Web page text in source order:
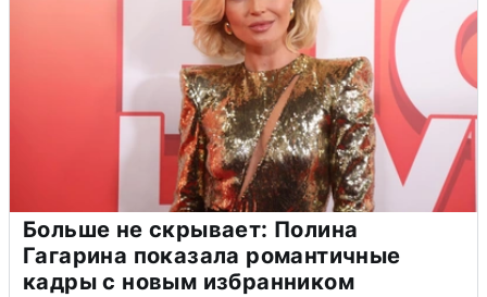
Больше не скрывает: Полина
Гагарина показала романтичные
кадры с новым избранником